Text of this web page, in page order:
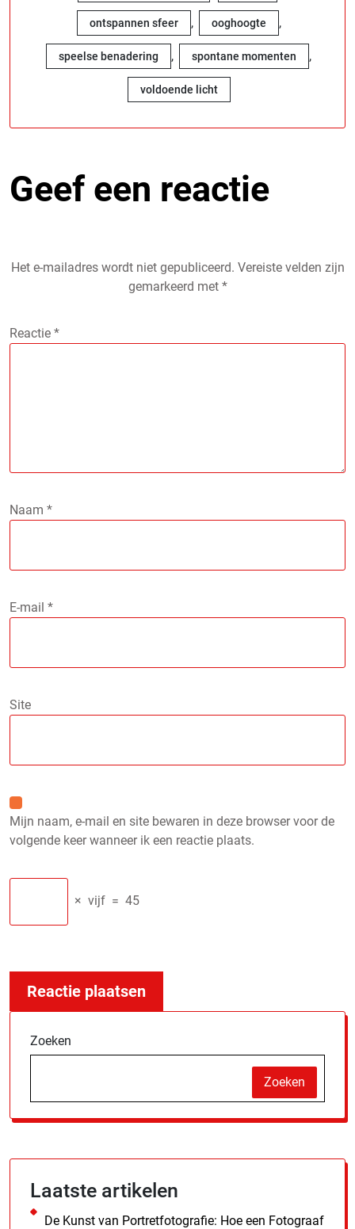
ontspannen sfeer , ooghoogte ,
speelse benadering , spontane momenten ,
voldoende licht
Geef een reactie
Het e-mailadres wordt niet gepubliceerd. Vereiste velden zijn
gemarkeerd met *
Reactie *
Naam *
E-mail *
Site
Mijn naam, e-mail en site bewaren in deze browser voor de
volgende keer wanneer ik een reactie plaats.
× vijf = 45
Zoeken
Zoeken
Laatste artikelen
De Kunst van Portretfotografie: Hoe een Fotograaf